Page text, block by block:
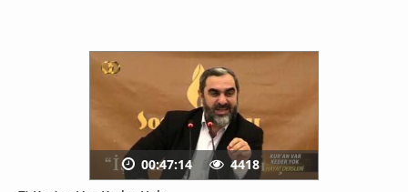
00:47:14 4418